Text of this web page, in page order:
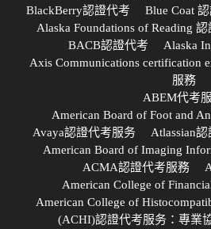
BlackBerry認證代考
Blue Coat
Alaska Foundations of Reading
BACB認證代考
Alaska
Axis Communications certification
服務
ABEM代考
American Board of Foot and
Avaya認證代考服务
Atlassian
American Board of Imaging
ACMA認證代考服務
American College of
American College of
(ACHI)認證代考服务：專業